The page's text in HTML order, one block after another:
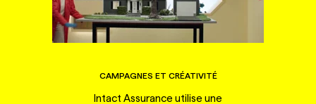
CAMPAGNES ET CRÉATIVITÉ
Intact Assurance utilise une